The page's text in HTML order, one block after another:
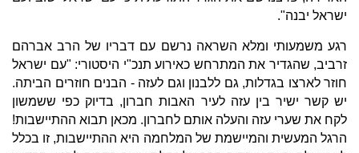
ישראל יבנה".
רגע משמעותי ומלא השראה נרשם עם דבריו של הרב אברהם
זרביב, שהגדיר את המתרחש כאירוע תנכ"י היסטורי: "עם ישראל
חוזר לארצו בגדלות, גם ללבנון וגם לעזה - הבנים חוזרים הביתה.
יש קשר ישיר בין עזה לעיר האבות חברון, בדיוק כפי ששמשון
לקח את שערי עזה והעלה אותם לחברון. מכאן תבוא ההתיישבות!
הרגל המעשית והמיישמת של המלחמה היא ההתיישבות, זו בכלל